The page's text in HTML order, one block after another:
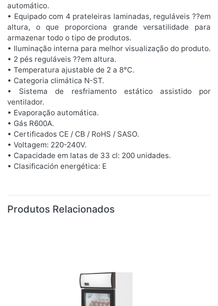
automático.
• Equipado com 4 prateleiras laminadas, reguláveis ??em
altura, o que proporciona grande versatilidade para
armazenar todo o tipo de produtos.
• Iluminação interna para melhor visualização do produto.
• 2 pés reguláveis ??em altura.
• Temperatura ajustable de 2 a 8°C.
• Categoria climática N-ST.
• Sistema de resfriamento estático assistido por
ventilador.
• Evaporação automática.
• Gás R600A.
• Certificados CE / CB / RoHS / SASO.
• Voltagem: 220-240V.
• Capacidade em latas de 33 cl: 200 unidades.
• Clasificación energética: E
Produtos Relacionados